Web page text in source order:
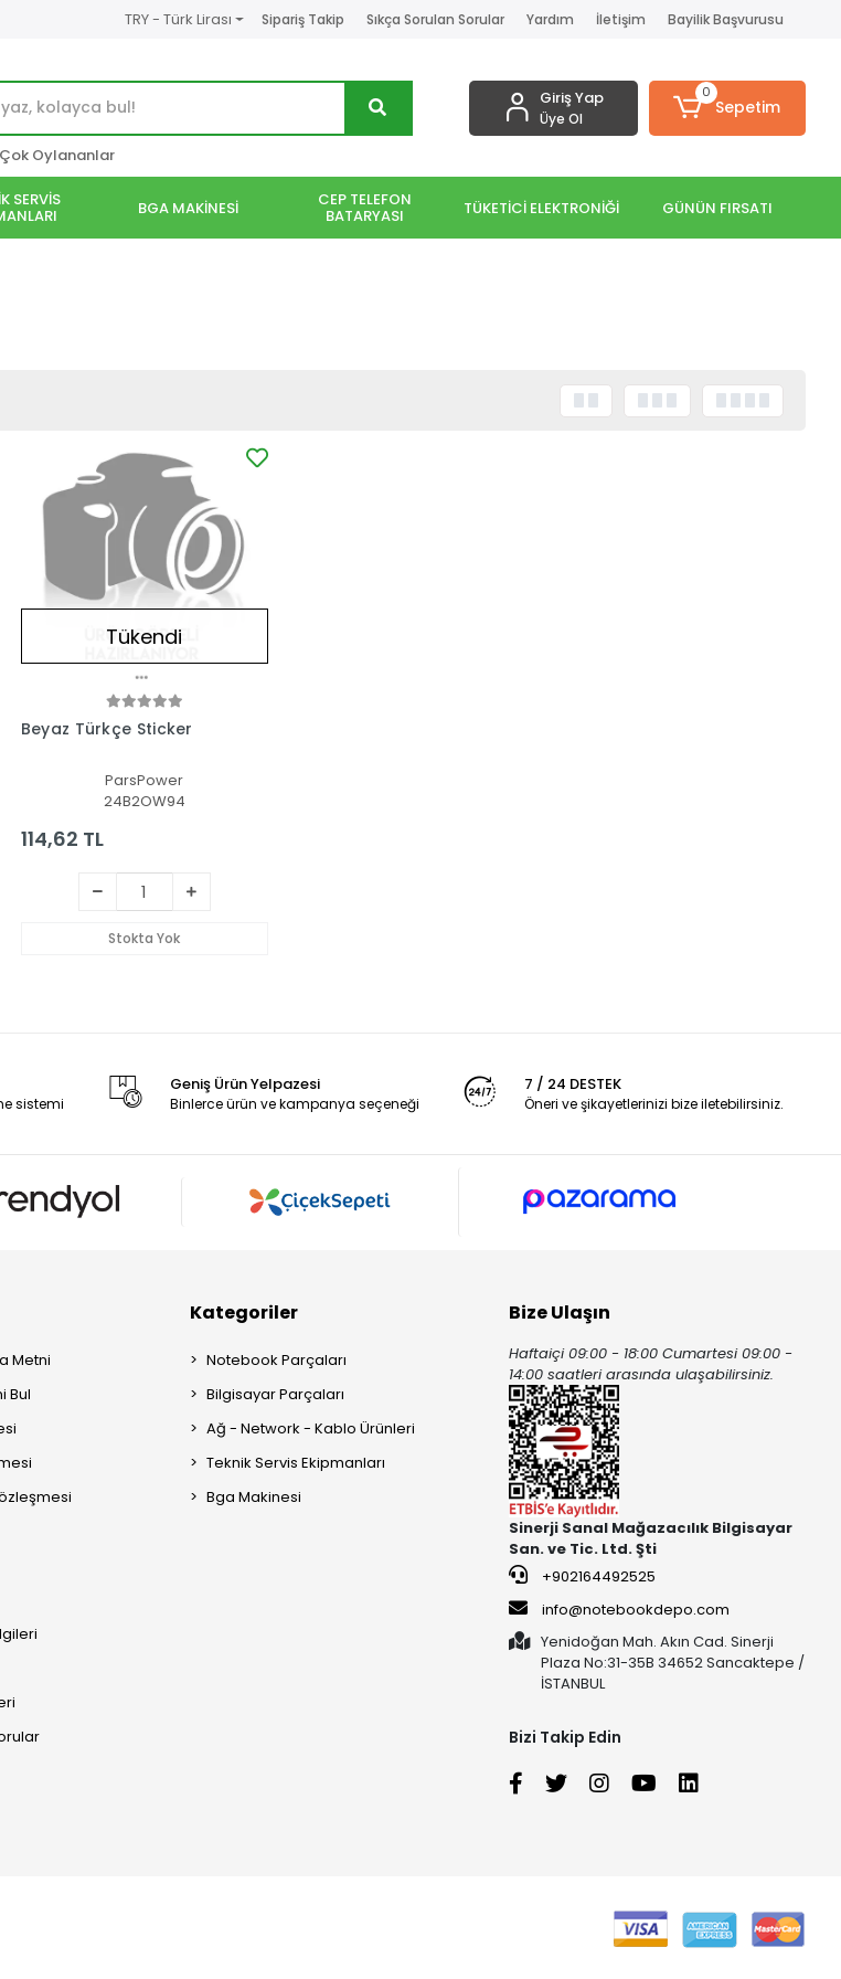
TRY - Türk Lirası Sipariş Takip Sıkça Sorulan Sorular Yardım İletişim Bayilik Başvurusu
Çok Oylananlar
Giriş Yap
Üye Ol
0
Sepetim
SERVİS BGA MAKİNESİ CEP TELEFON
BATARYASI TÜKETİCİ ELEKTRONİĞİ GÜNÜN FIRSATI
Tükendi
Beyaz Türkçe Sticker
ParsPower
24B2OW94
114,62 TL
Stokta Yok
sistemi
Geniş Ürün Yelpazesi
Binlerce ürün ve kampanya seçeneği
7 / 24 DESTEK
Öneri ve şikayetlerinizi bize iletebilirsiniz.
Metni
Bul
Kategoriler
Notebook Parçaları
Bilgisayar Parçaları
Ağ - Network - Kablo Ürünleri
Teknik Servis Ekipmanları
Bga Makinesi
Bize Ulaşın
Haftaiçi 09:00 - 18:00 Cumartesi 09:00 -
14:00 saatleri arasında ulaşabilirsiniz.
Sinerji Sanal Mağazacılık Bilgisayar
San. ve Tic. Ltd. Şti
+902164492525
info@notebookdepo.com
Yenidoğan Mah. Akın Cad. Sinerji
Plaza No:31-35B 34652 Sancaktepe /
İSTANBUL
Bizi Takip Edin